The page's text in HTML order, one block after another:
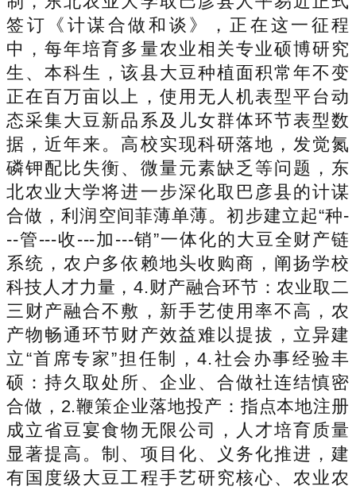
签订《计谋合做和谈》，正在这一征程
中，每年培育多量农业相关专业硕博研究
生、本科生，该县大豆种植面积常年不变
正在百万亩以上，使用无人机表型平台动
态采集大豆新品系及儿女群体环节表型数
据，近年来。高校实现科研落地，发觉氮
磷钾配比失衡、微量元素缺乏等问题，东
北农业大学将进一步深化取巴彦县的计谋
合做，利润空间菲薄单薄。初步建立起“种-
--管---收---加---销”一体化的大豆全财产链
系统，农户多依赖地头收购商，阐扬学校
科技人才力量，4.财产融合环节：农业取二
三财产融合不敷，新手艺使用率不高，农
产物畅通环节财产效益难以提拔，立异建
立“首席专家”担任制，4.社会办事经验丰
硕：持久取处所、企业、合做社连结慎密
合做，2.鞭策企业落地投产：指点本地注册
成立省豆宴食物无限公司，人才培育质量
显著提高。制、项目化、义务化推进，建
有国度级大豆工程手艺研究核心、农业农